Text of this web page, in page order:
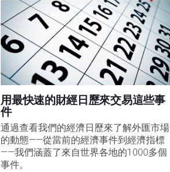
用最快速的財經日歷來交易這些事
件
通過查看我們的經濟日歷來了解外匯市場
的動態——從當前的經濟事件到經濟指標
——我們涵蓋了來自世界各地的1000多個
事件。